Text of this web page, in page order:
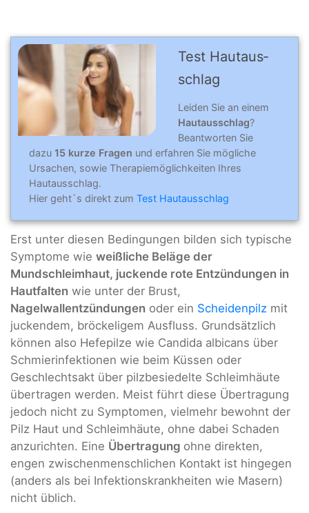
Test Hautaus­
schlag
Leiden Sie an einem
Hautausschlag?
Beantworten Sie
dazu 15 kurze Fragen und erfahren Sie mögliche
Ursachen, sowie Therapiemöglichkeiten Ihres
Hautausschlag.
Hier geht`s direkt zum Test Hautausschlag
Erst unter diesen Bedingungen bilden sich typische
Symptome wie weißliche Beläge der
Mundschleimhaut, juckende rote Entzündungen in
Hautfalten wie unter der Brust,
Nagelwallentzündungen oder ein Scheidenpilz mit
juckendem, bröckeligem Ausfluss. Grundsätzlich
können also Hefepilze wie Candida albicans über
Schmierinfektionen wie beim Küssen oder
Geschlechtsakt über pilzbesiedelte Schleimhäute
übertragen werden. Meist führt diese Übertragung
jedoch nicht zu Symptomen, vielmehr bewohnt der
Pilz Haut und Schleimhäute, ohne dabei Schaden
anzurichten. Eine Übertragung ohne direkten,
engen zwischenmenschlichen Kontakt ist hingegen
(anders als bei Infektionskrankheiten wie Masern)
nicht üblich.